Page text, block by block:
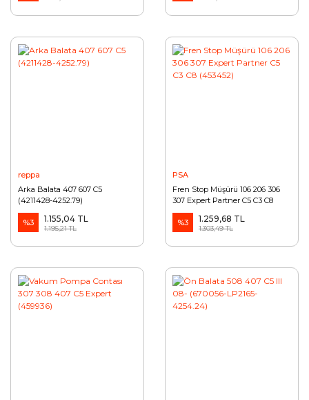
reppa
Arka Balata 407 607 C5
(4211428-4252.79)
%3 1.155,04 TL
1.195,21 TL
PSA
Fren Stop Müşürü 106 206 306
307 Expert Partner C5 C3 C8
(453452)
%3
1.259,68 TL
1.303,49 TL